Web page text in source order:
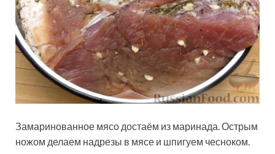
Замаринованное мясо достаём из маринада. Острым
ножом делаем надрезы в мясе и шпигуем чесноком.